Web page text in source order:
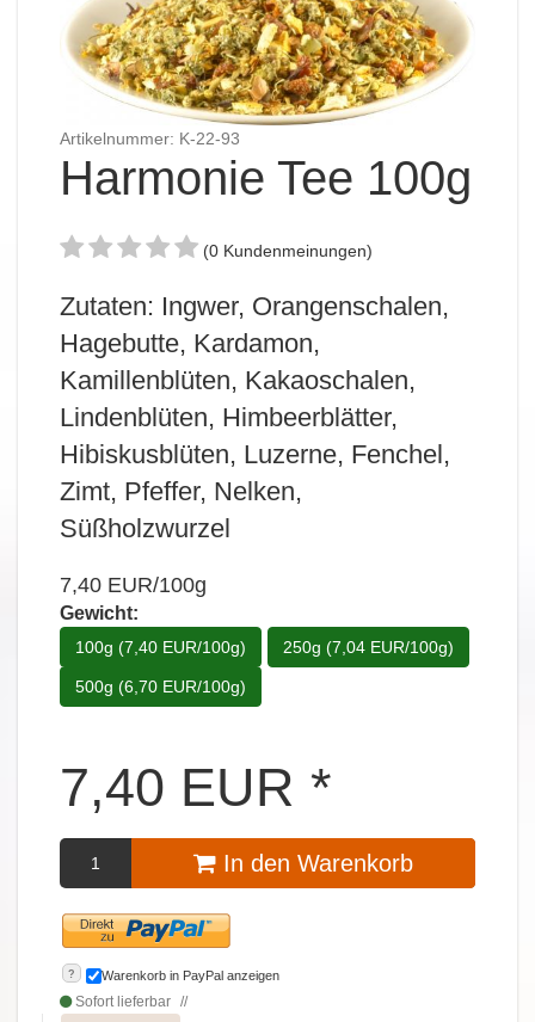
Artikelnummer: K-22-93
Harmonie Tee 100g
(0 Kundenmeinungen)
Zutaten: Ingwer, Orangenschalen,
Hagebutte, Kardamon,
Kamillenblüten, Kakaoschalen,
Lindenblüten, Himbeerblätter,
Hibiskusblüten, Luzerne, Fenchel,
Zimt, Pfeffer, Nelken,
Süßholzwurzel
7,40 EUR/100g
Gewicht:
100g (7,40 EUR/100g) 250g (7,04 EUR/100g)
500g (6,70 EUR/100g)
7,40 EUR *
In den Warenkorb
? Warenkorb in PayPal anzeigen
Sofort lieferbar